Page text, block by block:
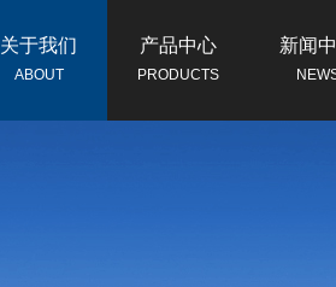
关于我们
ABOUT
产品中心
PRODUCTS
新闻